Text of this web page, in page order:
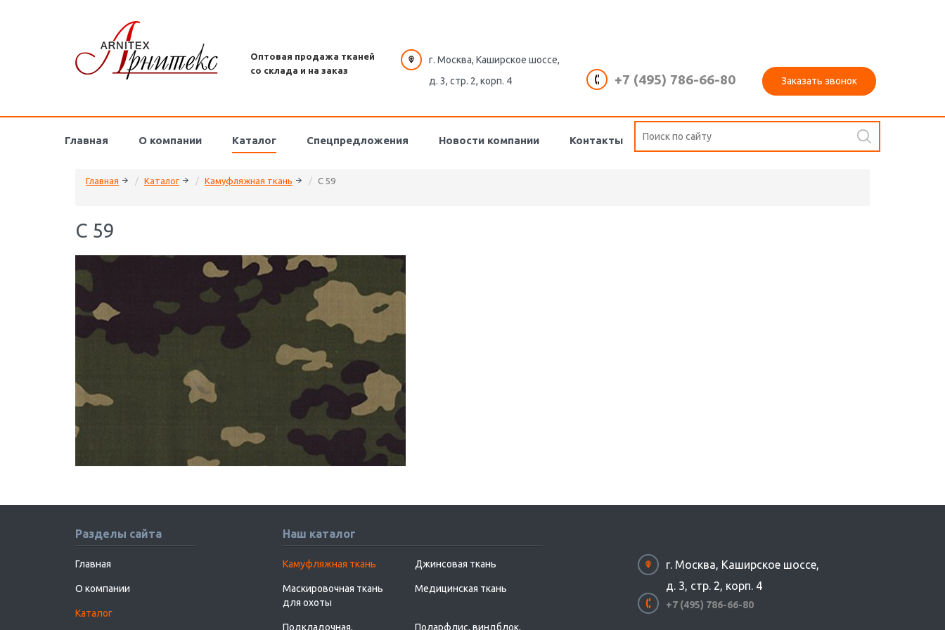
г. Москва, Каширское шоссе,
д. 3, стр. 2, корп. 4
+7 (495) 786-66-80 Заказать звонок
Оптовая продажа тканей
со склада и на заказ
Главная О компании Каталог Спецпредложения Новости компании Контакты
Главная Каталог Камуфляжная ткань C 59
C 59
Разделы сайта
Главная
О компании
Каталог
Наш каталог
Камуфляжная ткань Джинсовая ткань
Маскировочная ткань
для охоты
Медицинская ткань
Подкладочная, Поларфлис, виндблок,
г. Москва, Каширское шоссе,
д. 3, стр. 2, корп. 4
+7 (495) 786-66-80